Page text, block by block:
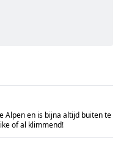
Alpen en is bijna altijd buiten te
of al klimmend!